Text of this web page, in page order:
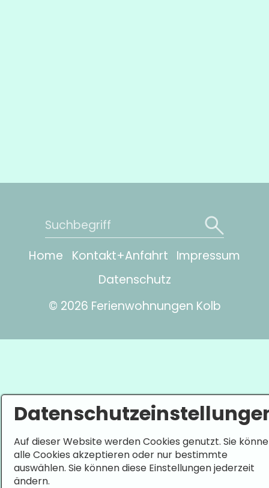
Home Kontakt+Anfahrt Impressum
Datenschutz
© 2026 Ferienwohnungen Kolb
Auf dieser Website werden Cookies genutzt. Sie
alle Cookies akzeptieren oder nur bestimmte
auswählen. Sie können diese Einstellungen jederzeit
ändern.